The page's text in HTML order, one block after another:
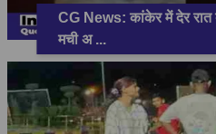
CG News: कांकेर में देर रात
मची अ...